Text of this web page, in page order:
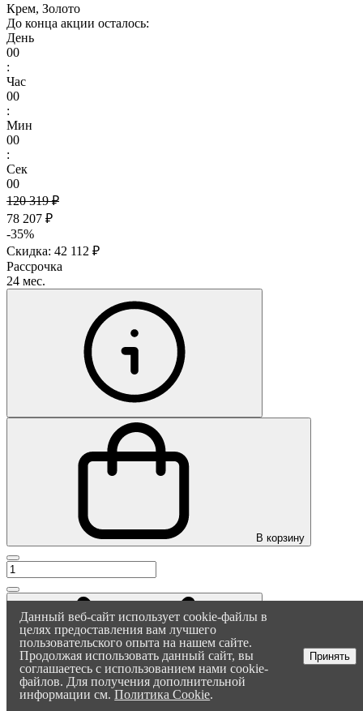
Крем, Золото
До конца акции осталось:
День
00
:
Час
00
:
Мин
00
:
Сек
00
120 319 ₽
78 207 ₽
-35%
Скидка: 42 112 ₽
Рассрочка
24 мес.
В корзину
Данный веб-сайт использует cookie-файлы в
целях предоставления вам лучшего
пользовательского опыта на нашем сайте.
Продолжая использовать данный сайт, вы
соглашаетесь с использованием нами cookie-
файлов. Для получения дополнительной
информации см.Политика Cookie.
Принять